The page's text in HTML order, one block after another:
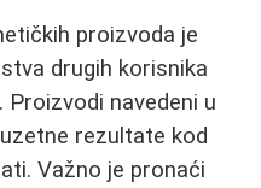
proizvoda je
drugih korisnika
navedeni u
rezultate kod
Važno je pronaći